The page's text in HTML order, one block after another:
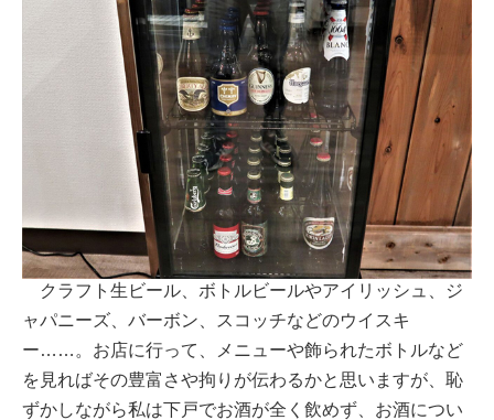
クラフト生ビール、ボトルビールやアイリッシュ、ジ
ャパニーズ、バーボン、スコッチなどのウイスキ
ー……。お店に行って、メニューや飾られたボトルなど
を見ればその豊富さや拘りが伝わるかと思いますが、恥
ずかしながら私は下戸でお酒が全く飲めず、お酒につい